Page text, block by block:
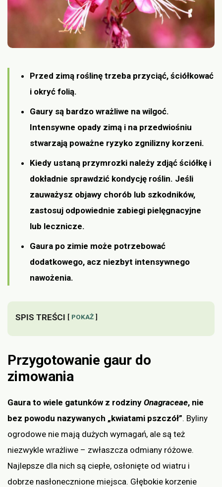
Przed zimą roślinę trzeba przyciąć, ściółkować
i okryć folią.
Gaury są bardzo wrażliwe na wilgoć.
Intensywne opady zimą i na przedwiośniu
stwarzają poważne ryzyko zgnilizny korzeni.
Kiedy ustaną przymrozki należy zdjąć ściółkę i
dokładnie sprawdzić kondycję roślin. Jeśli
zauważysz objawy chorób lub szkodników,
zastosuj odpowiednie zabiegi pielęgnacyjne
lub lecznicze.
Gaura po zimie może potrzebować
dodatkowego, acz niezbyt intensywnego
nawożenia.
SPIS TREŚCI POKAŻ
Przygotowanie gaur do
zimowania
Gaura to wiele gatunków z rodziny Onagraceae, nie
bez powodu nazywanych „kwiatami pszczół”. Byliny
ogrodowe nie mają dużych wymagań, ale są też
niezwykle wrażliwe – zwłaszcza odmiany różowe.
Najlepsze dla nich są ciepłe, osłonięte od wiatru i
dobrze nasłonecznione miejsca. Głębokie korzenie